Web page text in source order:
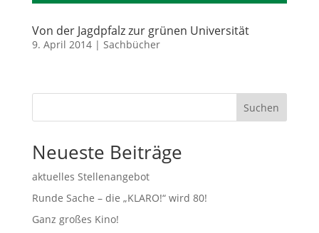
Von der Jagdpfalz zur grünen Universität
9. April 2014| Sachbücher
Suchen
Neueste Beiträge
aktuelles Stellenangebot
Runde Sache – die „KLARO!“ wird 80!
Ganz großes Kino!